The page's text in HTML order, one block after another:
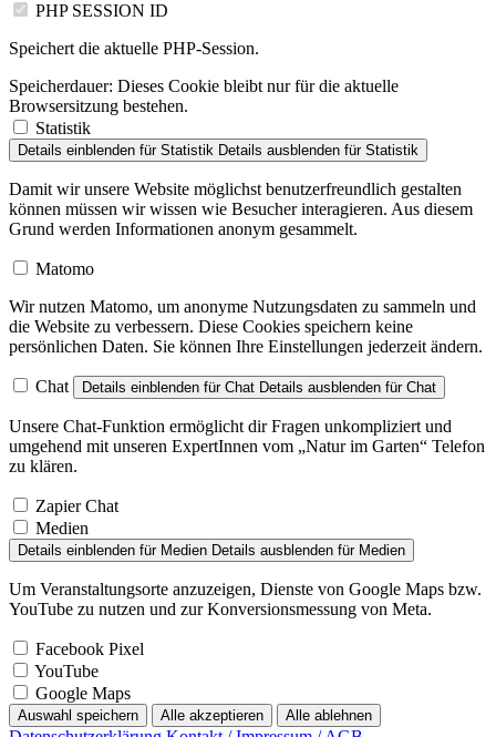
PHP SESSION ID
Speichert die aktuelle PHP-Session.
Speicherdauer: Dieses Cookie bleibt nur für die aktuelle
Browsersitzung bestehen.
Statistik
Details einblenden für Statistik Details ausblenden für Statistik
Damit wir unsere Website möglichst benutzerfreundlich gestalten
können müssen wir wissen wie Besucher interagieren. Aus diesem
Grund werden Informationen anonym gesammelt.
Matomo
Wir nutzen Matomo, um anonyme Nutzungsdaten zu sammeln und
die Website zu verbessern. Diese Cookies speichern keine
persönlichen Daten. Sie können Ihre Einstellungen jederzeit ändern.
Chat Details einblenden für Chat Details ausblenden für Chat
Unsere Chat-Funktion ermöglicht dir Fragen unkompliziert und
umgehend mit unseren ExpertInnen vom „Natur im Garten“ Telefon
zu klären.
Zapier Chat
Medien
Details einblenden für Medien Details ausblenden für Medien
Um Veranstaltungsorte anzuzeigen, Dienste von Google Maps bzw.
YouTube zu nutzen und zur Konversionsmessung von Meta.
Facebook Pixel
YouTube
Google Maps
Auswahl speichern Alle akzeptieren Alle ablehnen